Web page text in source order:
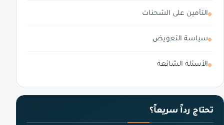
التأمين على الشحنات
سياسة التعويض
الأسئلة الشائعة
تحتاج رداً سريعاً؟